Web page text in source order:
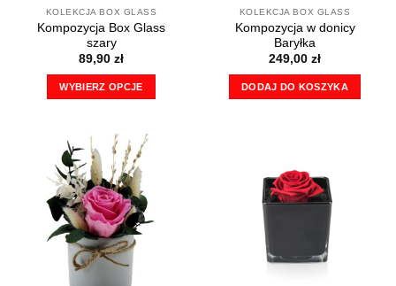
KOLEKCJA BOX GLASS
Kompozycja Box Glass
szary
89,90 zł
WYBIERZ OPCJE
ma
wiele
wariantów.
Opcje
można
wybrać
na
stronie
KOLEKCJA BOX GLASS
Kompozycja w donicy
Baryłka
249,00 zł
DODAJ DO KOSZYKA